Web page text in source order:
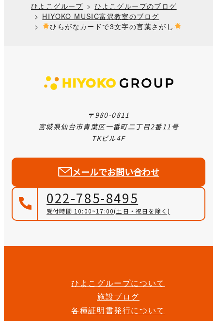
ひよこグループ
ひよこグループのブログ
HIYOKO MUSIC富沢教室のブログ
ひらがなカードで3文字の言葉さがし
〒980-0811
宮城県仙台市青葉区一番町二丁目2番11号
TKビル4F
メールでお問い合わせ
022-785-8495
受付時間 10:00~17:00(土日・祝日を除く)
ひよこグループについて
施設ブログ
各種証明書発行について